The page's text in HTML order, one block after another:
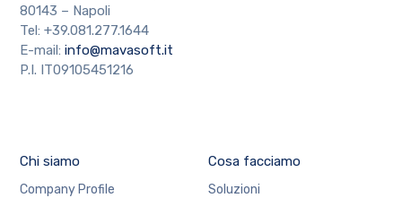
80143 – Napoli
Tel: +39.081.277.1644
E-mail:info@mavasoft.it
P.I. IT09105451216
Chi siamo
Company Profile
Cosa facciamo
Soluzioni